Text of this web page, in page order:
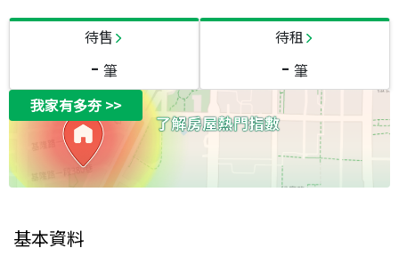
待售
- 筆
待租
- 筆
我家有多夯>>
基本資料